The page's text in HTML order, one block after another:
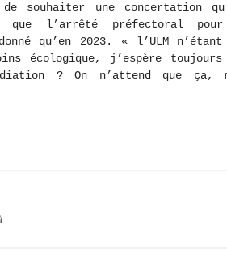
souhaiter une concertation
que l’arrêté préfectoral
qu’en 2023. « l’ULM n’étant
écologique, j’espère toujours
? On n’attend que ça,